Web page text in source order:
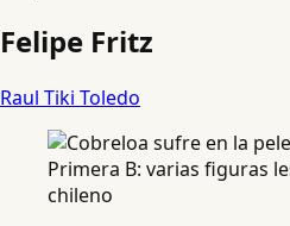
Felipe Fritz
Raul Tiki Toledo